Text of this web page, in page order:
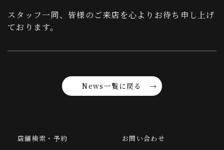
スタッフ一同、皆様のご来店を心よりお待ち申し上げ
ております。
News一覧に戻る
店舗検索・予約
お問い合わせ